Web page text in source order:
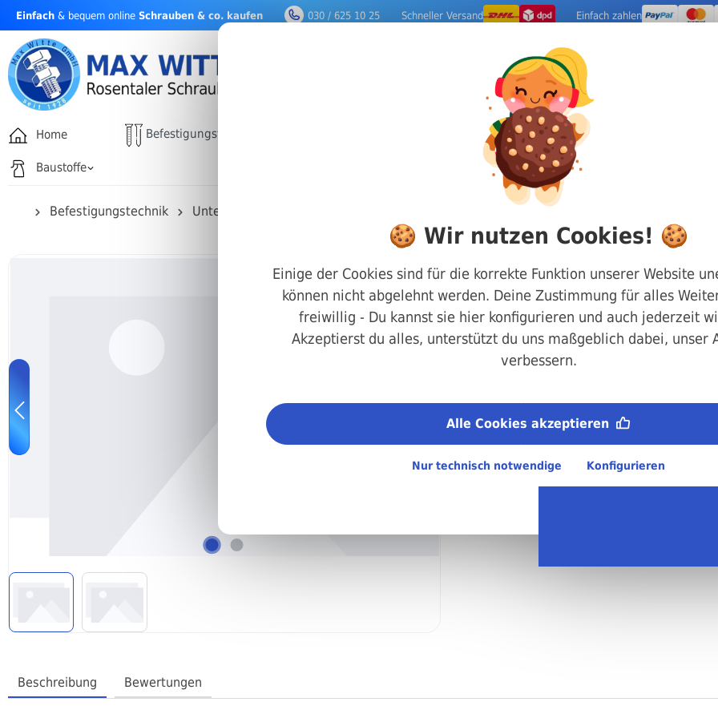
springen
Einfach & bequem online Schrauben & co. kaufen 030 / 625 10 25 Schneller Versand Einfach zahlen
Home Befestigungstechnik Werkzeuge
Baustoffe
Befestigungstechnik Unterlegscheiben & Federringe
DIN 128 st A4
Art.-Nr.
4600128040
Bezeichnung/Form:
Regellieferzeit:4-6 Arbeitstage
Beschreibung Bewertungen
🍪 Wir nutzen Cookies! 🍪
Einige der Cookies sind für die korrekte Funktion unserer Website
können nicht abgelehnt werden. Deine Zustimmung für alles
freiwillig - Du kannst sie hier konfigurieren und auch jederzeit
Akzeptierst du alles, unterstützt du uns maßgeblich dabei, unser
verbessern.
Alle Cookies akzeptieren
Nur technisch notwendige Konfigurieren